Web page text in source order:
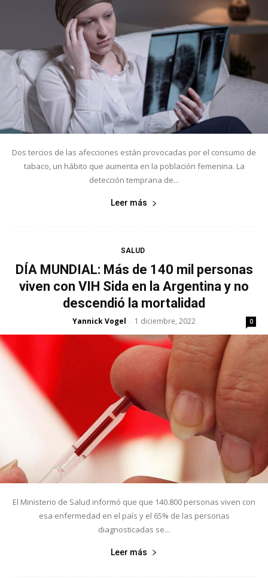
Dos tercios de las afecciones están provocadas por el consumo de
tabaco, un hábito que aumenta en la población femenina. La
detección temprana de...
Leer más
SALUD
DÍA MUNDIAL: Más de 140 mil personas
viven con VIH Sida en la Argentina y no
descendió la mortalidad
Yannick Vogel - 1 diciembre, 2022 0
El Ministerio de Salud informó que que 140.800 personas viven con
esa enfermedad en el país y el 65% de las personas
diagnosticadas se...
Leer más